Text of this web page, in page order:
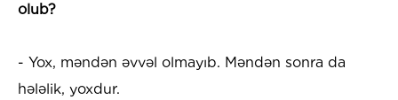
olub?
- Yox, məndən əvvəl olmayıb. Məndən sonra da
hələlik, yoxdur.